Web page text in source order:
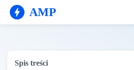
AMP
Spis treści